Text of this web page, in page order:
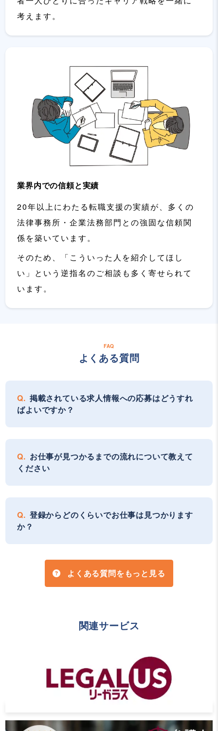
考えます。
業界内での信頼と実績
20年以上にわたる転職支援の実績が、多くの
法律事務所・企業法務部門との強固な信頼関
係を築いています。
そのため、「こういった人を紹介してほし
い」という逆指名のご相談も多く寄せられて
います。
FAQ
よくある質問
掲載されている求人情報への応募はどうすれ
ばよいですか？
お仕事が見つかるまでの流れについて教えて
ください
登録からどのくらいでお仕事は見つかります
か？
よくある質問をもっと見る
関連サービス